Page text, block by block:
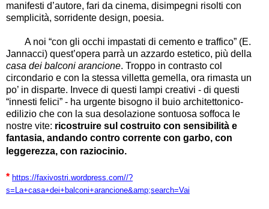
manifesti d’autore, fari da cinema, disimpegni risolti con
semplicità, sorridente design, poesia.
A noi “con gli occhi impastati di cemento e traffico” (E.
Jannacci) quest’opera parrà un azzardo estetico, più della
casa dei balconi arancione. Troppo in contrasto col
circondario e con la stessa villetta gemella, ora rimasta un
po’ in disparte. Invece di questi lampi creativi - di questi
“innesti felici” - ha urgente bisogno il buio architettonico-
edilizio che con la sua desolazione sontuosa soffoca le
nostre vite: ricostruire sul costruito con sensibilità e
fantasia, andando contro corrente con garbo, con
leggerezza, con raziocinio.
* https://faxivostri.wordpress.com//?
s=La+casa+dei+balconi+arancione&amp;search=Vai